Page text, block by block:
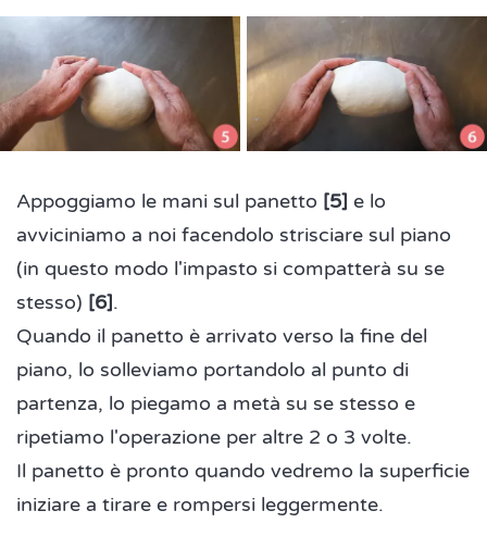
Appoggiamo le mani sul panetto [5] e lo
avviciniamo a noi facendolo strisciare sul piano
(in questo modo l'impasto si compatterà su se
stesso) [6].
Quando il panetto è arrivato verso la fine del
piano, lo solleviamo portandolo al punto di
partenza, lo piegamo a metà su se stesso e
ripetiamo l'operazione per altre 2 o 3 volte.
Il panetto è pronto quando vedremo la superficie
iniziare a tirare e rompersi leggermente.